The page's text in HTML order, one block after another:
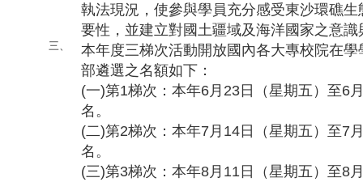
執法現況，使參與學員充分感受東沙環礁
要性，並建立對國土疆域及海洋國家之意識
三、
本年度三梯次活動開放國內各大專校院在
部遴選之名額如下：
(一)第1梯次：本年6月23日（星期五）至6
名。
(二)第2梯次：本年7月14日（星期五）至7
名。
(三)第3梯次：本年8月11日（星期五）至8